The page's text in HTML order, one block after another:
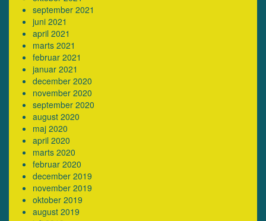
september 2021
juni 2021
april 2021
marts 2021
februar 2021
januar 2021
december 2020
november 2020
september 2020
august 2020
maj 2020
april 2020
marts 2020
februar 2020
december 2019
november 2019
oktober 2019
august 2019